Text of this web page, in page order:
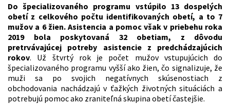
Do špecializovaného programu vstúpilo 13 dospelých
obetí z celkového počtu identifikovaných obetí, a to 7
mužov a 6 žien. Asistencia a pomoc však v priebehu roka
2019 bola poskytovaná 32 obetiam, z dôvodu
pretrvávajúcej potreby asistencie z predchádzajúcich
rokov. Už štvrtý rok je počet mužov vstupujúcich do
špecializovaného programu vyšší ako žien, čo signalizuje, že
muži sa po svojich negatívnych skúsenostiach z
obchodovania nachádzajú v ťažkých životných situáciách a
potrebujú pomoc ako zraniteľná skupina obetí častejšie.